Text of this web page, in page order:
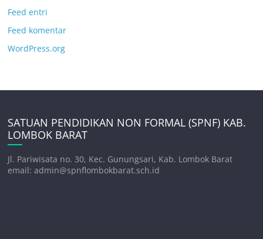
Feed entri
Feed komentar
WordPress.org
SATUAN PENDIDIKAN NON FORMAL (SPNF) KAB.
LOMBOK BARAT
Jl. Pariwisata no. 30, Kec. Gunungsari, Kab. Lombok Barat
email: admin@spnflombokbarat.sch.id